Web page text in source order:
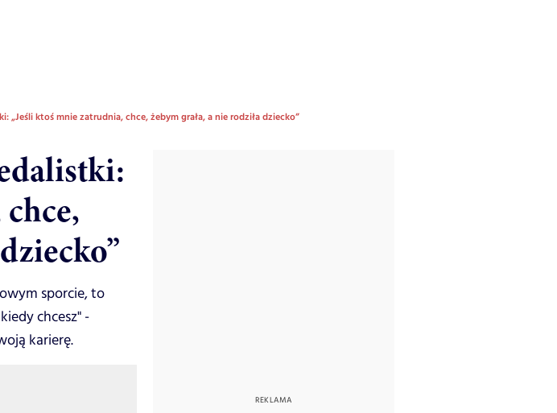
„Jeśli ktoś mnie zatrudnia, chce, żebym grała, a nie rodziła dziecko”
sporcie, to
chcesz" -
karierę.